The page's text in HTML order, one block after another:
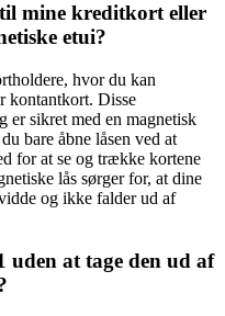
mine kreditkort eller
etui?
hvor du kan
kontantkort. Disse
er sikret med en magnetisk
bare åbne låsen ved at
for at se og trække kortene
lås sørger for, at dine
og ikke falder ud af
uden at tage den ud af